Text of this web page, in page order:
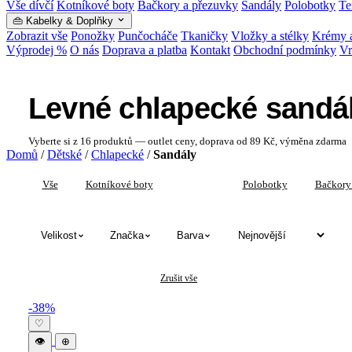
Vše dívčí Kotníkové boty Bačkory a přezuvky Sandály Polobotky
👜 Kabelky & Doplňky
Zobrazit vše Ponožky Punčocháče Tkaničky Vložky a stélky Krémy
Výprodej % O nás Doprava a platba Kontakt Obchodní podmínky
Levné chlapecké
Vyberte si z 16 produktů — outlet ceny, doprava od 89 Kč, výměna zdarma
Domů / Dětské / Chlapecké / Sandály
Vše Kotníkové boty Polobotky
Velikost Značka Barva
Zrušit vše
Levné chlapecké sandály — katalog
-38%
♡
👁
⊕